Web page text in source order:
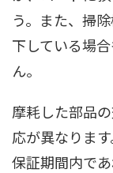
う。また、掃
下している場
ん。
摩耗した部品
応が異なります
保証期間内で